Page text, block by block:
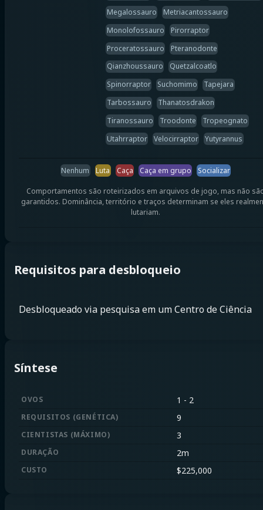
Megalossauro
Metriacantossauro
Monolofossauro
Pirorraptor
Proceratossauro
Pteranodonte
Qianzhoussauro
Quetzalcoatlo
Spinorraptor
Suchomimo
Tapejara
Tarbossauro
Thanatosdrakon
Tiranossauro
Troodonte
Tropeognato
Utahrraptor
Velocirraptor Yutyrannus
Nenhum Luta Caça Caça em grupo Socializar
Comportamentos são roteirizados em arquivos de jogo, mas não
garantidos. Dominância, território e traços determinam se eles
lutariam.
Requisitos para desbloqueio
Desbloqueado via pesquisa em um Centro de Ciência
Síntese
OVOS 1 - 2
REQUISITOS (GENÉTICA) 9
CIENTISTAS (MÁXIMO) 3
DURAÇÃO 2m
CUSTO $225,000